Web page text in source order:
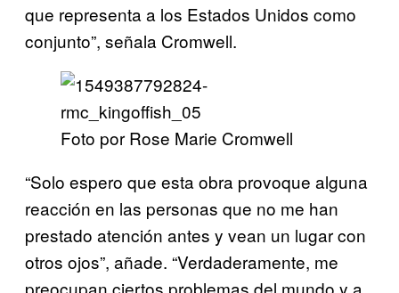
que representa a los Estados Unidos como
conjunto”, señala Cromwell.
Foto por Rose Marie Cromwell
“Solo espero que esta obra provoque alguna
reacción en las personas que no me han
prestado atención antes y vean un lugar con
otros ojos”, añade. “Verdaderamente, me
preocupan ciertos problemas del mundo y a